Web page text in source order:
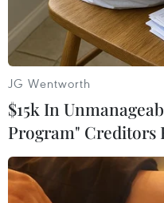
28/02/2021
JG Wentworth
$15k In
Program" Creditors